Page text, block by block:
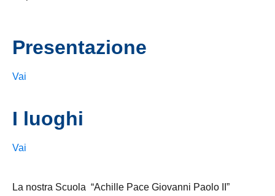
Presentazione
Vai
I luoghi
Vai
La nostra Scuola “Achille Pace Giovanni Paolo II”